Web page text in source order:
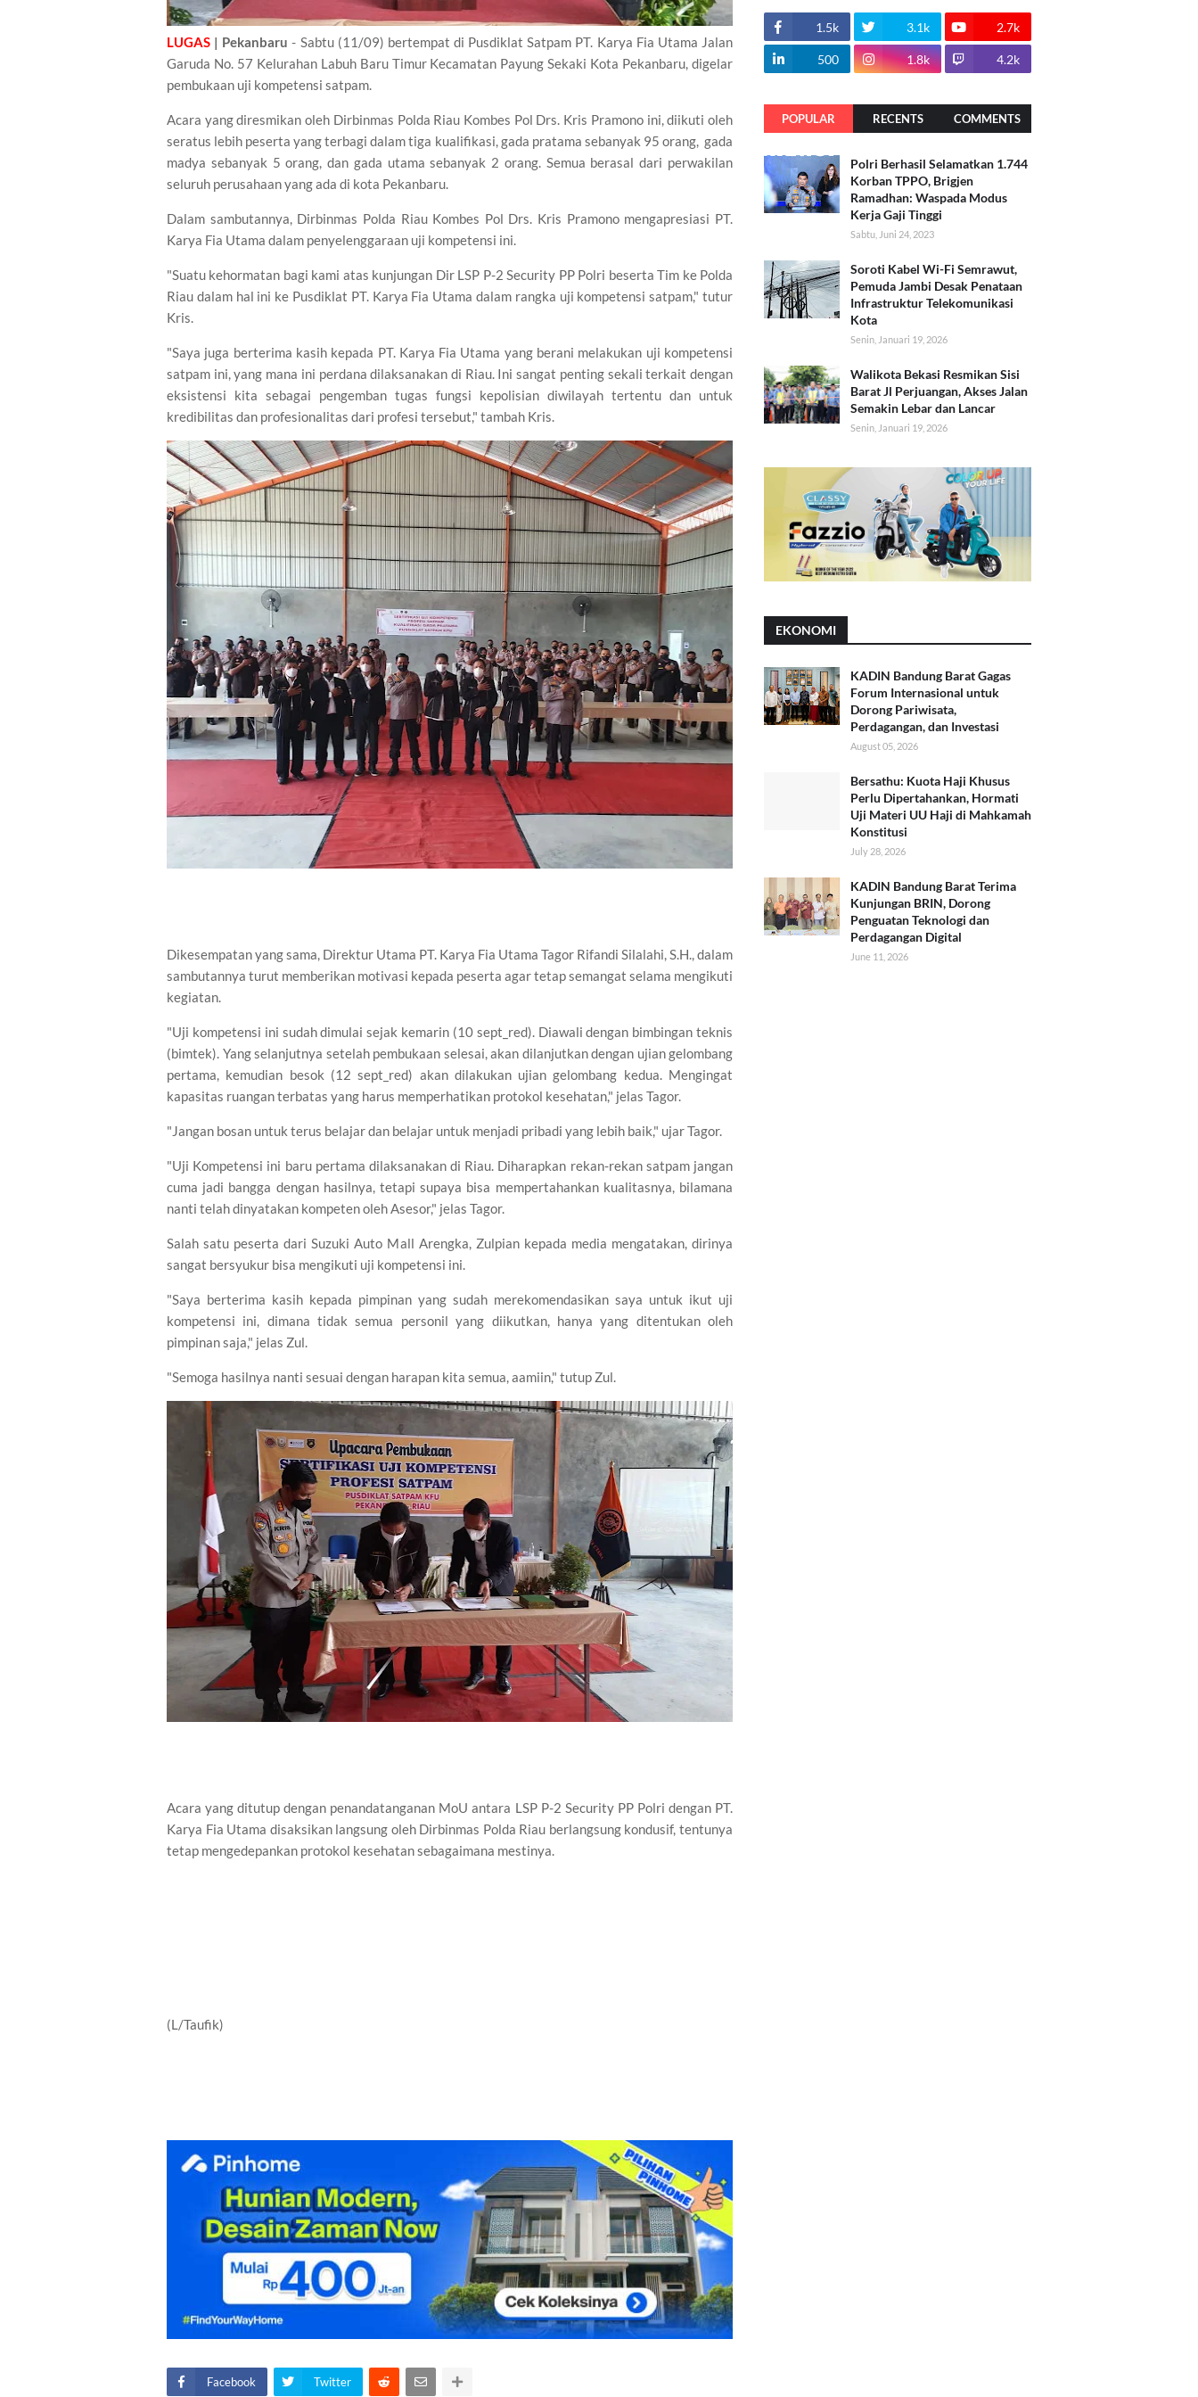
LUGAS | Pekanbaru - Sabtu (11/09) bertempat di Pusdiklat Satpam PT. Karya Fia Utama Jalan
Garuda No. 57 Kelurahan Labuh Baru Timur Kecamatan Payung Sekaki Kota Pekanbaru, digelar
pembukaan uji kompetensi satpam.
Acara yang diresmikan oleh Dirbinmas Polda Riau Kombes Pol Drs. Kris Pramono ini, diikuti oleh
seratus lebih peserta yang terbagi dalam tiga kualifikasi, gada pratama sebanyak 95 orang, gada
madya sebanyak 5 orang, dan gada utama sebanyak 2 orang. Semua berasal dari perwakilan
seluruh perusahaan yang ada di kota Pekanbaru.
Dalam sambutannya, Dirbinmas Polda Riau Kombes Pol Drs. Kris Pramono mengapresiasi PT.
Karya Fia Utama dalam penyelenggaraan uji kompetensi ini.
"Suatu kehormatan bagi kami atas kunjungan Dir LSP P-2 Security PP Polri beserta Tim ke Polda
Riau dalam hal ini ke Pusdiklat PT. Karya Fia Utama dalam rangka uji kompetensi satpam," tutur
Kris.
"Saya juga berterima kasih kepada PT. Karya Fia Utama yang berani melakukan uji kompetensi
satpam ini, yang mana ini perdana dilaksanakan di Riau. Ini sangat penting sekali terkait dengan
eksistensi kita sebagai pengemban tugas fungsi kepolisian diwilayah tertentu dan untuk
kredibilitas dan profesionalitas dari profesi tersebut," tambah Kris.
Dikesempatan yang sama, Direktur Utama PT. Karya Fia Utama Tagor Rifandi Silalahi, S.H., dalam
sambutannya turut memberikan motivasi kepada peserta agar tetap semangat selama mengikuti
kegiatan.
"Uji kompetensi ini sudah dimulai sejak kemarin (10 sept_red). Diawali dengan bimbingan teknis
(bimtek). Yang selanjutnya setelah pembukaan selesai, akan dilanjutkan dengan ujian gelombang
pertama, kemudian besok (12 sept_red) akan dilakukan ujian gelombang kedua. Mengingat
kapasitas ruangan terbatas yang harus memperhatikan protokol kesehatan," jelas Tagor.
"Jangan bosan untuk terus belajar dan belajar untuk menjadi pribadi yang lebih baik," ujar Tagor.
"Uji Kompetensi ini baru pertama dilaksanakan di Riau. Diharapkan rekan-rekan satpam jangan
cuma jadi bangga dengan hasilnya, tetapi supaya bisa mempertahankan kualitasnya, bilamana
nanti telah dinyatakan kompeten oleh Asesor," jelas Tagor.
Salah satu peserta dari Suzuki Auto Mall Arengka, Zulpian kepada media mengatakan, dirinya
sangat bersyukur bisa mengikuti uji kompetensi ini.
"Saya berterima kasih kepada pimpinan yang sudah merekomendasikan saya untuk ikut uji
kompetensi ini, dimana tidak semua personil yang diikutkan, hanya yang ditentukan oleh
pimpinan saja," jelas Zul.
"Semoga hasilnya nanti sesuai dengan harapan kita semua, aamiin," tutup Zul.
Acara yang ditutup dengan penandatanganan MoU antara LSP P-2 Security PP Polri dengan PT.
Karya Fia Utama disaksikan langsung oleh Dirbinmas Polda Riau berlangsung kondusif, tentunya
tetap mengedepankan protokol kesehatan sebagaimana mestinya.
(L/Taufik)
Facebook Twitter
1.5k 3.1k 2.7k
500 1.8k 4.2k
POPULAR RECENTS COMMENTS
Polri Berhasil Selamatkan 1.744
Korban TPPO, Brigjen
Ramadhan: Waspada Modus
Kerja Gaji Tinggi
Sabtu, Juni 24, 2023
Soroti Kabel Wi-Fi Semrawut,
Pemuda Jambi Desak Penataan
Infrastruktur Telekomunikasi
Kota
Senin, Januari 19, 2026
Walikota Bekasi Resmikan Sisi
Barat Jl Perjuangan, Akses Jalan
Semakin Lebar dan Lancar
Senin, Januari 19, 2026
EKONOMI
KADIN Bandung Barat Gagas
Forum Internasional untuk
Dorong Pariwisata,
Perdagangan, dan Investasi
August 05, 2026
Bersathu: Kuota Haji Khusus
Perlu Dipertahankan, Hormati
Uji Materi UU Haji di Mahkamah
Konstitusi
July 28, 2026
KADIN Bandung Barat Terima
Kunjungan BRIN, Dorong
Penguatan Teknologi dan
Perdagangan Digital
June 11, 2026